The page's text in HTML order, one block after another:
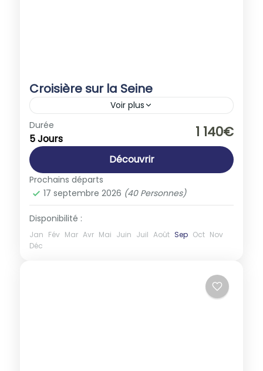
Croisière sur la Seine
Voir plus
Europe
1-40 People
Durée
5 Jours 1 140€
Découvrir
Prochains départs
17 septembre 2026 (40 Personnes)
Disponibilité :
Jan Fév Mar Avr Mai Juin Juil Août Sep Oct Nov
Déc